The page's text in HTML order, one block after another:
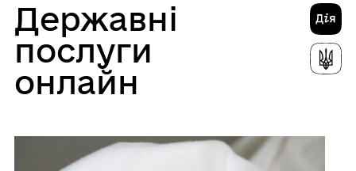
Державні
послуги
онлайн